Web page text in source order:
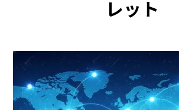
レット